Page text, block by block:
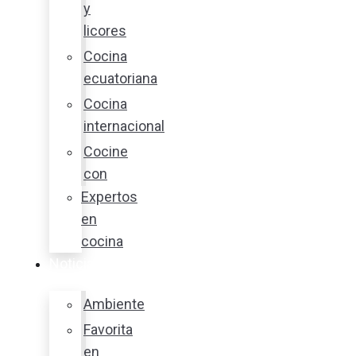
y
licores
Cocina
ecuatoriana
Cocina
internacional
Cocine
con
Expertos
en
cocina
Ambiente
Favorita
en